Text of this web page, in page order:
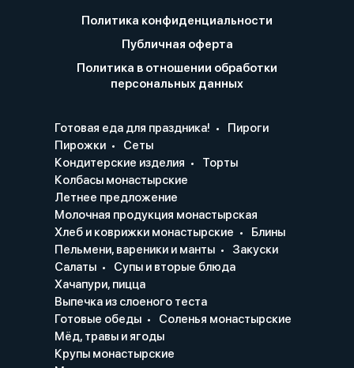
Политика конфиденциальности
Публичная оферта
Политика в отношении обработки
персональных данных
Готовая еда для праздника!
Пироги
Пирожки
Сеты
Кондитерские изделия
Торты
Колбасы монастырские
Летнее предложение
Молочная продукция монастырская
Хлеб и коврижки монастырские
Блины
Пельмени, вареники и манты
Закуски
Салаты
Супы и вторые блюда
Хачапури, пицца
Выпечка из слоеного теста
Готовые обеды
Соленья монастырские
Мёд, травы и ягоды
Крупы монастырские